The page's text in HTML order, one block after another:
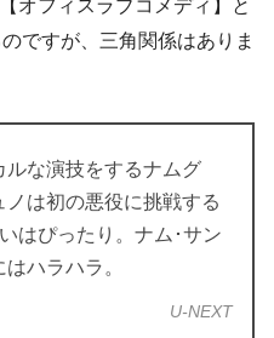
オフィスラブコメディ】と
ですが、三角関係はありま
な演技をするナムグ
は初の悪役に挑戦する
はぴったり。ナム･サン
ハラハラ。
U-NEXT